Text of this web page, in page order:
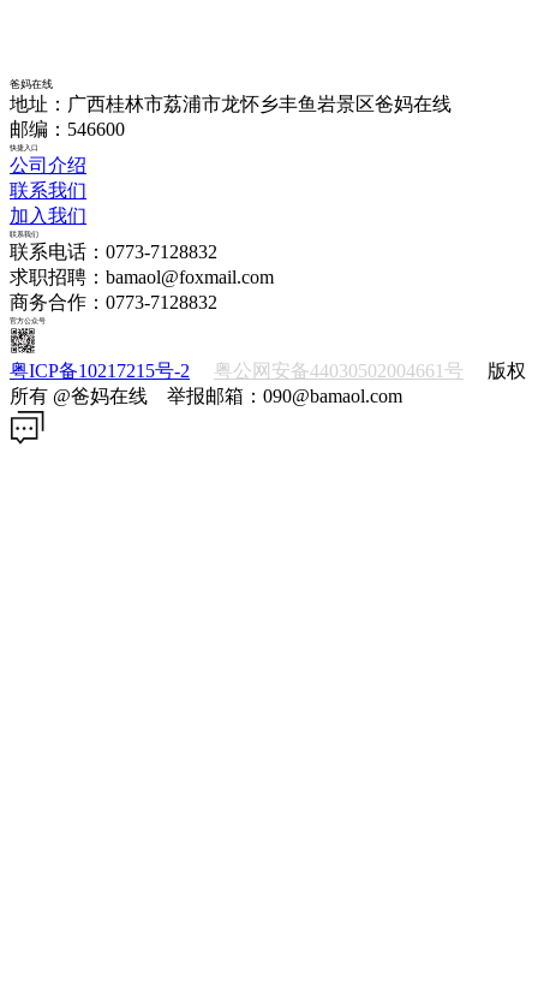
爸妈在线
地址：广西桂林市荔浦市龙怀乡丰鱼岩景区爸妈在线
邮编：546600
快捷入口
公司介绍
联系我们
加入我们
联系我们
联系电话：0773-7128832
求职招聘：bamaol@foxmail.com
商务合作：0773-7128832
官方公众号
粤ICP备10217215号-2 粤公网安备44030502004661号 版权
所有 @爸妈在线 举报邮箱：090@bamaol.com